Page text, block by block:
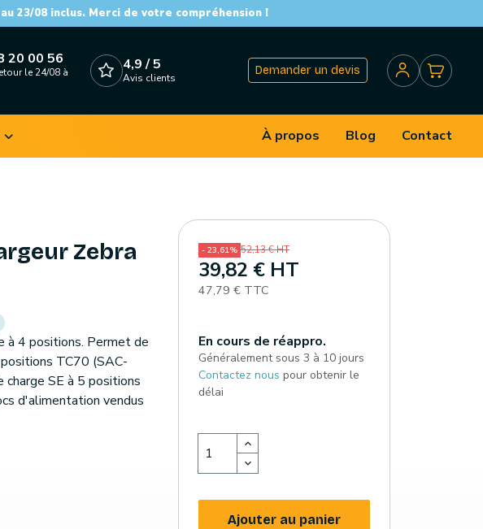
23/08 inclus. Merci de votre compréhension !
20 00 56
le 24/08 à
4,9 / 5
Avis clients
Demander un devis
À propos Blog Contact
Zebra
à 4 positions. Permet de
TC70 (SAC-
SE à 5 positions
d'alimentation vendus
- 23,61% 52,13 € HT
39,82 € HT
47,79 € TTC
En cours de réappro.
Généralement sous 3 à 10 jours
Contactez nous pour obtenir le
délai
Ajouter au panier